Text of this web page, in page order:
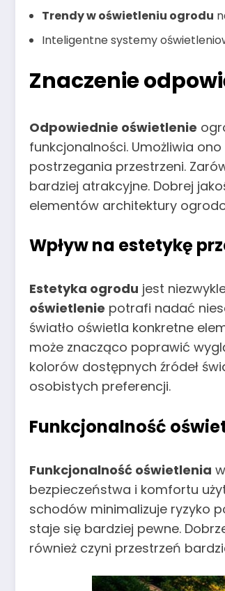
Trendy w oświetleniu ogrodu
Inteligentne systemy
Znaczenie
Odpowiednie oświetlenie
funkcjonalności. Umożliwia
postrzegania przestrzeni.
bardziej atrakcyjne. Dobrej
elementów architektury
Wpływ na estetykę
Estetyka ogrodu jest
oświetlenie potrafi nadać
światło oświetla konkretne
może znacząco poprawić
kolorów dostępnych źródeł
osobistych preferencji.
Funkcjonalność
Funkcjonalność oświetlenia
bezpieczeństwa i komfortu
schodów minimalizuje ryzyko
staje się bardziej pewne.
również czyni przestrzeń